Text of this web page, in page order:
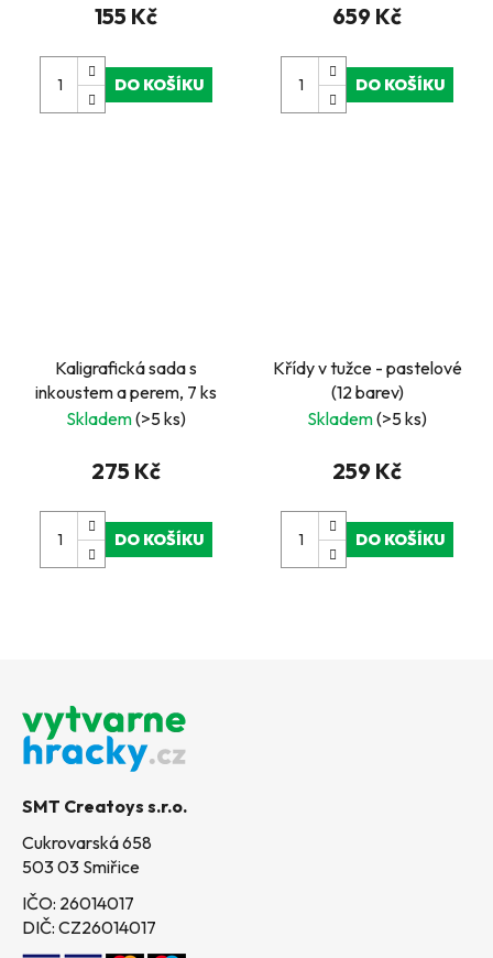
155 Kč
DO KOŠÍKU
659 Kč
DO KOŠÍKU
Kaligrafická sada s
inkoustem a perem, 7 ks
Skladem(>5 ks)
275 Kč
DO KOŠÍKU
Křídy v tužce - pastelové
(12 barev)
Skladem(>5 ks)
259 Kč
DO KOŠÍKU
SMT Creatoys s.r.o.
Cukrovarská 658
503 03 Smiřice
IČO: 26014017
DIČ: CZ26014017